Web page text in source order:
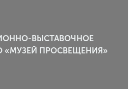
ВЫСТАВОЧНОЕ
«МУЗЕЙ ПРОСВЕЩЕНИЯ»